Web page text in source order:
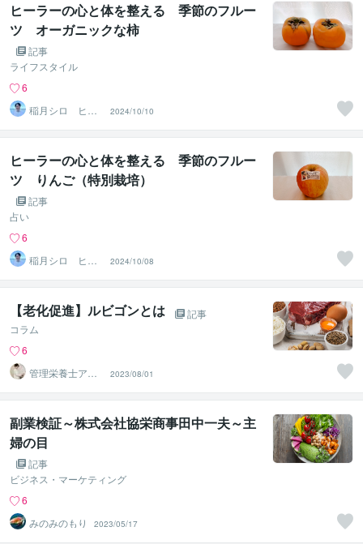
ヒーラーの心と体を整える 季節のフルー
ツ オーガニックな柿
記事
ライフスタイル
6
稲月シロ ヒー
リングサロンHO
OLOLI
2024/10/10
ヒーラーの心と体を整える 季節のフルー
ツ りんご（特別栽培）
記事
占い
6
稲月シロ ヒー
リングサロンHO
OLOLI
2024/10/08
【老化促進】ルビゴンとは
記事
コラム
6
管理栄養士アオ
イ 村中一帆ママ
が楽する食
2023/08/01
副業検証～株式会社協栄商事田中一夫～主
婦の目
記事
ビジネス・マーケティング
6
みのみのもり
2023/05/17